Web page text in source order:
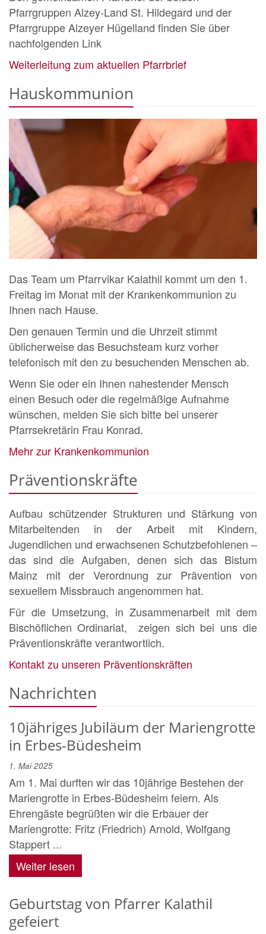
Pfarrgruppen Alzey-Land St. Hildegard und der
Pfarrgruppe Alzeyer Hügelland finden Sie über
nachfolgenden Link
Weiterleitung zum aktuellen Pfarrbrief
Hauskommunion
Das Team um Pfarrvikar Kalathil kommt um den 1.
Freitag im Monat mit der Krankenkommunion zu
Ihnen nach Hause.
Den genauen Termin und die Uhrzeit stimmt
üblicherweise das Besuchsteam kurz vorher
telefonisch mit den zu besuchenden Menschen ab.
Wenn Sie oder ein Ihnen nahestender Mensch
einen Besuch oder die regelmäßige Aufnahme
wünschen, melden Sie sich bitte bei unserer
Pfarrsekretärin Frau Konrad.
Mehr zur Krankenkommunion
Präventionskräfte
Aufbau schützender Strukturen und Stärkung von
Mitarbeitenden in der Arbeit mit Kindern,
Jugendlichen und erwachsenen Schutzbefohlenen –
das sind die Aufgaben, denen sich das Bistum
Mainz mit der Verordnung zur Prävention von
sexuellem Missbrauch angenommen hat.
Für die Umsetzung, in Zusammenarbeit mit dem
Bischöflichen Ordinariat, zeigen sich bei uns die
Präventionskräfte verantwortlich.
Kontakt zu unseren Präventionskräften
Nachrichten
10jähriges Jubiläum der Mariengrotte
in Erbes-Büdesheim
1. Mai 2025
Am 1. Mai durften wir das 10jährige Bestehen der
Mariengrotte in Erbes-Büdesheim feiern. Als
Ehrengäste begrüßten wir die Erbauer der
Mariengrotte: Fritz (Friedrich) Arnold, Wolfgang
Stappert ...
Weiter lesen
Geburtstag von Pfarrer Kalathil
gefeiert